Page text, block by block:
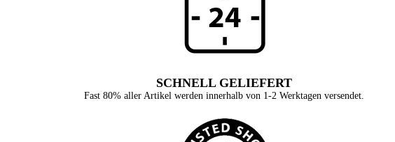
SCHNELL GELIEFERT
Fast 80% aller Artikel werden innerhalb von 1-2 Werktagen versendet.